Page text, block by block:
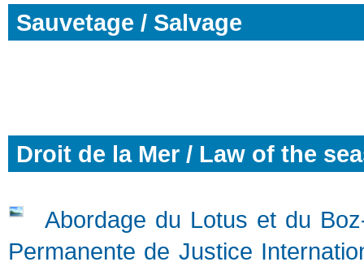
Sauvetage / Salvage
Droit de la Mer / Law of the
Abordage du Lotus et du
Permanente de Justice